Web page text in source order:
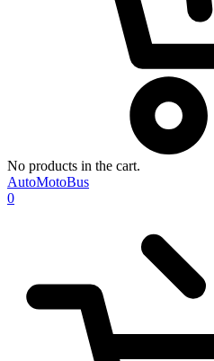
No products in the cart.
AutoMotoBus
0